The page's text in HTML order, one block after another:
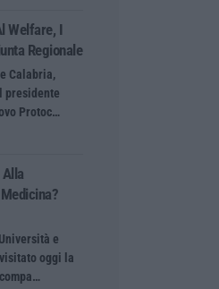
Welfare, I
Regionale
Calabria,
presidente
Protoc…
e
oggi la